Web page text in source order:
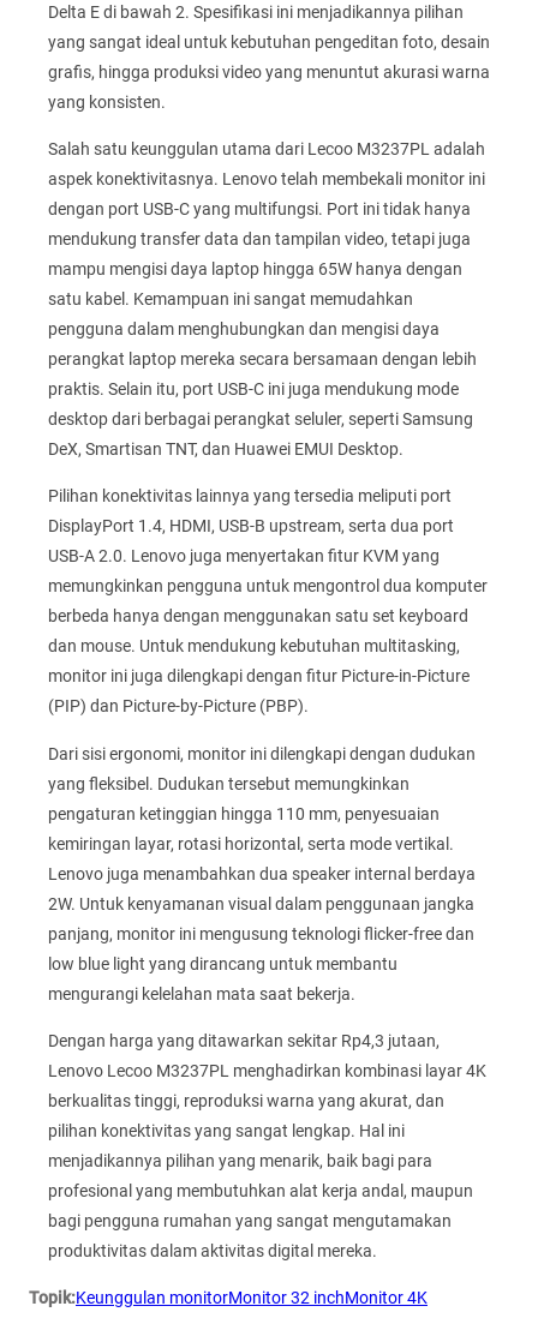
Delta E di bawah 2. Spesifikasi ini menjadikannya pilihan
yang sangat ideal untuk kebutuhan pengeditan foto, desain
grafis, hingga produksi video yang menuntut akurasi warna
yang konsisten.
Salah satu keunggulan utama dari Lecoo M3237PL adalah
aspek konektivitasnya. Lenovo telah membekali monitor ini
dengan port USB-C yang multifungsi. Port ini tidak hanya
mendukung transfer data dan tampilan video, tetapi juga
mampu mengisi daya laptop hingga 65W hanya dengan
satu kabel. Kemampuan ini sangat memudahkan
pengguna dalam menghubungkan dan mengisi daya
perangkat laptop mereka secara bersamaan dengan lebih
praktis. Selain itu, port USB-C ini juga mendukung mode
desktop dari berbagai perangkat seluler, seperti Samsung
DeX, Smartisan TNT, dan Huawei EMUI Desktop.
Pilihan konektivitas lainnya yang tersedia meliputi port
DisplayPort 1.4, HDMI, USB-B upstream, serta dua port
USB-A 2.0. Lenovo juga menyertakan fitur KVM yang
memungkinkan pengguna untuk mengontrol dua komputer
berbeda hanya dengan menggunakan satu set keyboard
dan mouse. Untuk mendukung kebutuhan multitasking,
monitor ini juga dilengkapi dengan fitur Picture-in-Picture
(PIP) dan Picture-by-Picture (PBP).
Dari sisi ergonomi, monitor ini dilengkapi dengan dudukan
yang fleksibel. Dudukan tersebut memungkinkan
pengaturan ketinggian hingga 110 mm, penyesuaian
kemiringan layar, rotasi horizontal, serta mode vertikal.
Lenovo juga menambahkan dua speaker internal berdaya
2W. Untuk kenyamanan visual dalam penggunaan jangka
panjang, monitor ini mengusung teknologi flicker-free dan
low blue light yang dirancang untuk membantu
mengurangi kelelahan mata saat bekerja.
Dengan harga yang ditawarkan sekitar Rp4,3 jutaan,
Lenovo Lecoo M3237PL menghadirkan kombinasi layar 4K
berkualitas tinggi, reproduksi warna yang akurat, dan
pilihan konektivitas yang sangat lengkap. Hal ini
menjadikannya pilihan yang menarik, baik bagi para
profesional yang membutuhkan alat kerja andal, maupun
bagi pengguna rumahan yang sangat mengutamakan
produktivitas dalam aktivitas digital mereka.
Topik:Keunggulan monitorMonitor 32 inchMonitor 4K